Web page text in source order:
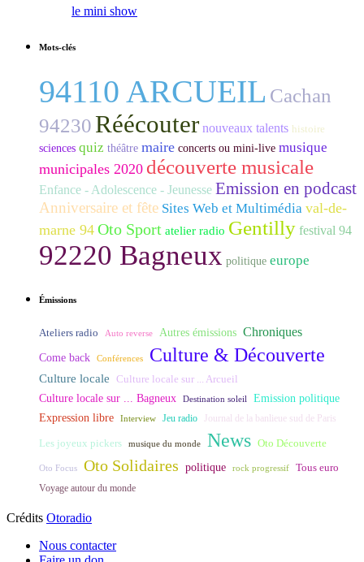
le mini show
Mots-clés
94110 ARCUEIL Cachan
94230 Réécouter nouveaux talents histoire
sciences quiz théâtre maire concerts ou mini-live musique
municipales 2020 découverte musicale
Enfance - Adolescence - Jeunesse Emission en podcast
Anniversaire et fête Sites Web et Multimédia val-de-
marne 94 Oto Sport atelier radio Gentilly festival 94
92220 Bagneux politique europe
Émissions
Ateliers radio Auto reverse Autres émissions Chroniques
Come back Conférences Culture & Découverte
Culture locale Culture locale sur ... Arcueil
Culture locale sur ... Bagneux Destination soleil Emission politique
Expression libre Interview Jeu radio Journal de la banlieue sud de Paris
Les joyeux pickers musique du monde News Oto Découverte
Oto Focus Oto Solidaires politique rock progressif Tous euro
Voyage autour du monde
Crédits Otoradio
Nous contacter